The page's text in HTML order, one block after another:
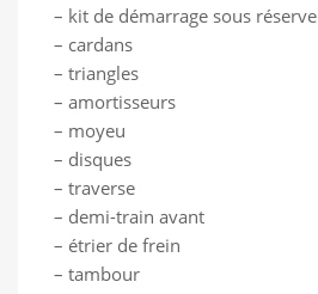
– kit de démarrage sous réserve
– cardans
– triangles
– amortisseurs
– moyeu
– disques
– traverse
– demi-train avant
– étrier de frein
– tambour